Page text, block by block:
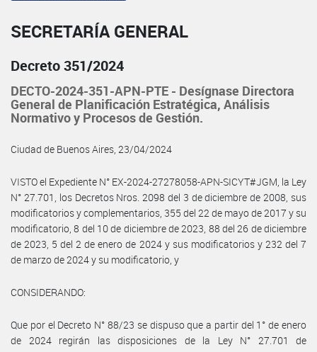
SECRETARÍA GENERAL
Decreto 351/2024
DECTO-2024-351-APN-PTE - Desígnase Directora
General de Planificación Estratégica, Análisis
Normativo y Procesos de Gestión.
Ciudad de Buenos Aires, 23/04/2024
VISTO el Expediente N° EX-2024-27278058-APN-SICYT#JGM, la Ley
N° 27.701, los Decretos Nros. 2098 del 3 de diciembre de 2008, sus
modificatorios y complementarios, 355 del 22 de mayo de 2017 y su
modificatorio, 8 del 10 de diciembre de 2023, 88 del 26 de diciembre
de 2023, 5 del 2 de enero de 2024 y sus modificatorios y 232 del 7
de marzo de 2024 y su modificatorio, y
CONSIDERANDO:
Que por el Decreto N° 88/23 se dispuso que a partir del 1° de enero
de 2024 regirán las disposiciones de la Ley N° 27.701 de